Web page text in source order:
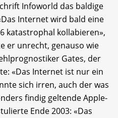
Infoworld das baldige
Internet wird bald eine
katastrophal kollabieren»,
er unrecht, genauso wie
Gates, der
«Das Internet ist nur ein
sich irren, auch der was
findig geltende Apple-
Ende 2003: «Das